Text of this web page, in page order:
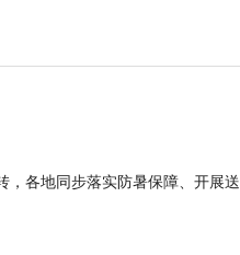
，各地同步落实防暑保障、开展